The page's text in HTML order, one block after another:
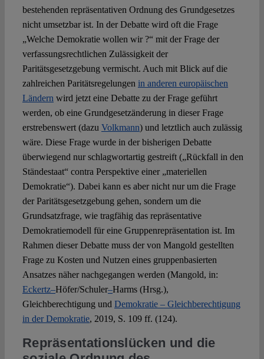
bestehenden repräsentativen Ordnung des Grundgesetzes
nicht umsetzbar ist. In der Debatte wird oft die Frage
„Welche Demokratie wollen wir ?“ mit der Frage der
verfassungsrechtlichen Zulässigkeit der
Paritätsgesetzgebung vermischt. Auch mit Blick auf die
zahlreichen Paritätsregelungen in anderen europäischen
Ländern wird jetzt eine Debatte zu der Frage geführt
werden, ob eine Grundgesetzänderung in dieser Frage
erstrebenswert (dazu Volkmann) und letztlich auch zulässig
wäre. Diese Frage wurde in der bisherigen Debatte
überwiegend nur schlagwortartig gestreift („Rückfall in den
Ständestaat“ contra Perspektive einer „materiellen
Demokratie“). Dabei kann es aber nicht nur um die Frage
der Paritätsgesetzgebung gehen, sondern um die
Grundsatzfrage, wie tragfähig das repräsentative
Demokratiemodell für eine Gruppenrepräsentation ist. Im
Rahmen dieser Debatte muss der von Mangold gestellten
Frage zu Kosten und Nutzen eines gruppenbasierten
Ansatzes näher nachgegangen werden (Mangold, in:
Eckertz–Höfer/Schuler–Harms (Hrsg.),
Gleichberechtigung und Demokratie – Gleichberechtigung
in der Demokratie, 2019, S. 109 ff. (124).
Repräsentationslücken und die